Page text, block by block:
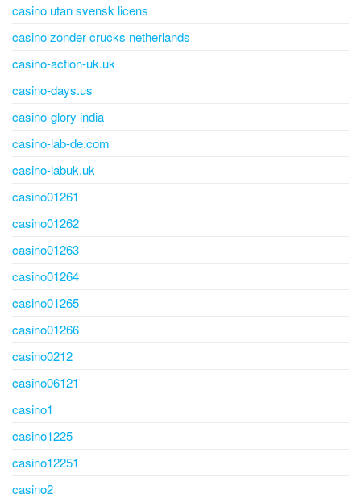
casino utan svensk licens
casino zonder crucks netherlands
casino-action-uk.uk
casino-days.us
casino-glory india
casino-lab-de.com
casino-labuk.uk
casino01261
casino01262
casino01263
casino01264
casino01265
casino01266
casino0212
casino06121
casino1
casino1225
casino12251
casino2